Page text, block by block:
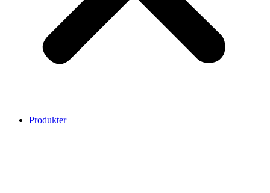
Produkter